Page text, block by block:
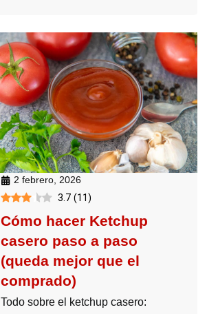
2 febrero, 2026
3.7 (11)
Cómo hacer Ketchup
casero paso a paso
(queda mejor que el
comprado)
Todo sobre el ketchup casero: